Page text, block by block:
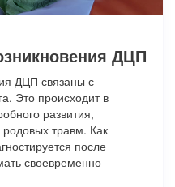
ДЦП
ДЦП связаны с
Это происходит в
развития,
травм. Как
после
своевременно